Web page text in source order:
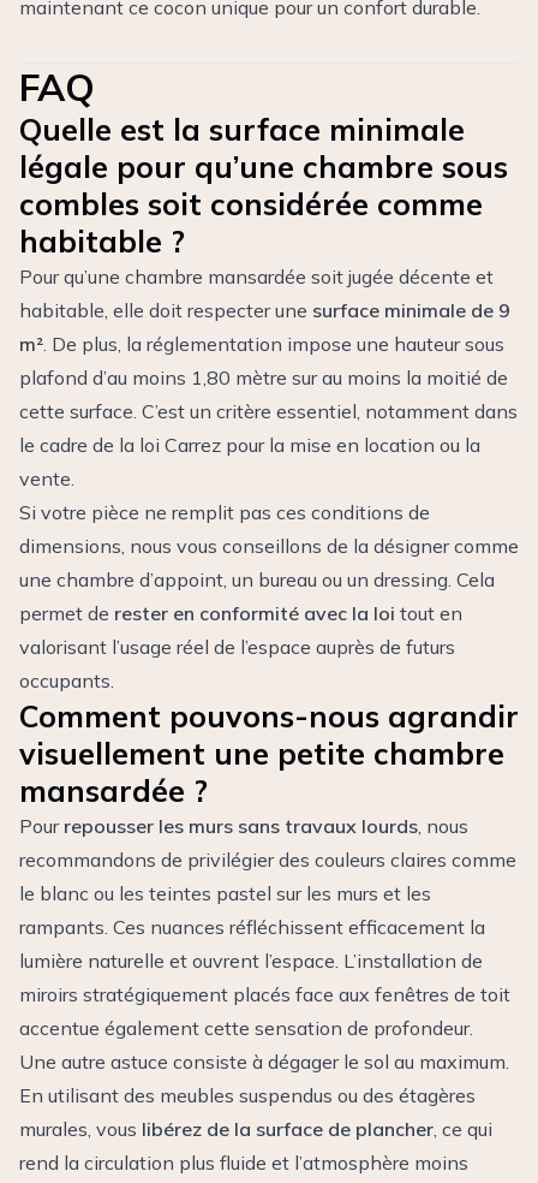
maintenant ce cocon unique pour un confort durable.
FAQ
Quelle est la surface minimale
légale pour qu’une chambre sous
combles soit considérée comme
habitable ?
Pour qu’une chambre mansardée soit jugée décente et
habitable, elle doit respecter une surface minimale de 9
m². De plus, la réglementation impose une hauteur sous
plafond d’au moins 1,80 mètre sur au moins la moitié de
cette surface. C’est un critère essentiel, notamment dans
le cadre de la loi Carrez pour la mise en location ou la
vente.
Si votre pièce ne remplit pas ces conditions de
dimensions, nous vous conseillons de la désigner comme
une chambre d’appoint, un bureau ou un dressing. Cela
permet de rester en conformité avec la loi tout en
valorisant l’usage réel de l’espace auprès de futurs
occupants.
Comment pouvons-nous agrandir
visuellement une petite chambre
mansardée ?
Pour repousser les murs sans travaux lourds, nous
recommandons de privilégier des couleurs claires comme
le blanc ou les teintes pastel sur les murs et les
rampants. Ces nuances réfléchissent efficacement la
lumière naturelle et ouvrent l’espace. L’installation de
miroirs stratégiquement placés face aux fenêtres de toit
accentue également cette sensation de profondeur.
Une autre astuce consiste à dégager le sol au maximum.
En utilisant des meubles suspendus ou des étagères
murales, vous libérez de la surface de plancher, ce qui
rend la circulation plus fluide et l’atmosphère moins